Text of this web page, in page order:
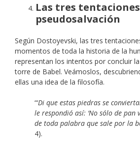
Las tres
pseudosalvación
Según Dostoyevski, las tres
momentos de toda la historia de la
representan los intentos por concluir
torre de Babel. Veámoslos,
ellas una idea de la filosofía.
“‘Di que estas piedras se
le respondió así: ‘No sólo de
de toda palabra que sale por la
4).